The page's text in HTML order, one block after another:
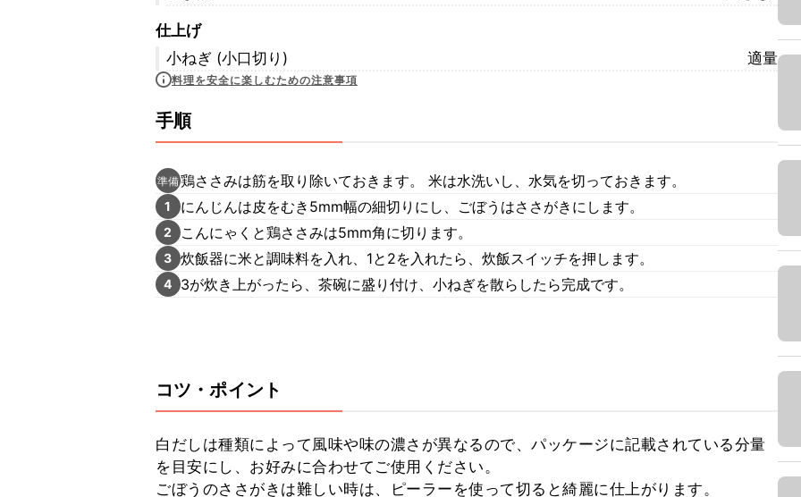
仕上げ
小ねぎ (小口切り)
適量
料理を安全に楽しむための注意事項
手順
準備鶏ささみは筋を取り除いておきます。 米は水洗いし、水気を切っておきます。
1 にんじんは皮をむき5mm幅の細切りにし、ごぼうはささがきにします。
2 こんにゃくと鶏ささみは5mm角に切ります。
3 炊飯器に米と調味料を入れ、1と2を入れたら、炊飯スイッチを押します。
4 3が炊き上がったら、茶碗に盛り付け、小ねぎを散らしたら完成です。
コツ・ポイント
白だしは種類によって風味や味の濃さが異なるので、パッケージに記載されている分量
を目安にし、お好みに合わせてご使用ください。
ごぼうのささがきは難しい時は、ピーラーを使って切ると綺麗に仕上がります。